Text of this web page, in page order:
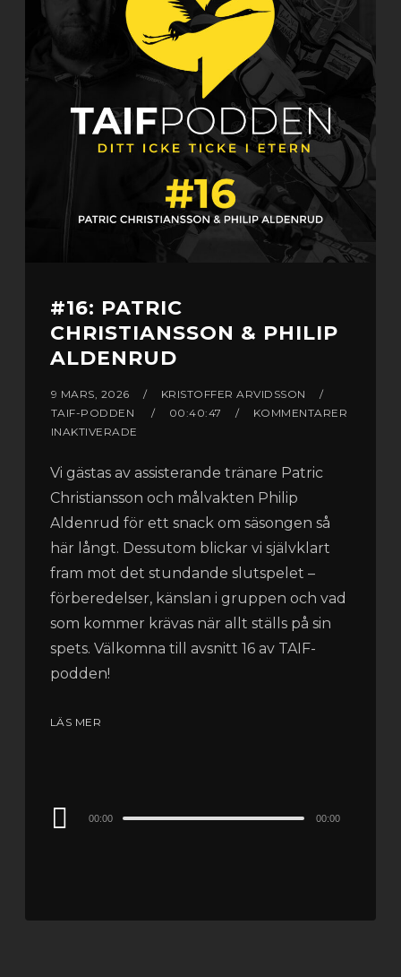
#16: PATRIC
CHRISTIANSSON & PHILIP
ALDENRUD
9 MARS, 2026
KRISTOFFER ARVIDSSON
TAIF-PODDEN
00:40:47
KOMMENTARER
INAKTIVERADE
Vi gästas av assisterande tränare Patric
Christiansson och målvakten Philip
Aldenrud för ett snack om säsongen så
här långt. Dessutom blickar vi självklart
fram mot det stundande slutspelet –
förberedelser, känslan i gruppen och vad
som kommer krävas när allt ställs på sin
spets. Välkomna till avsnitt 16 av TAIF-
podden!
LÄS MER
Audio 00:00 00:00